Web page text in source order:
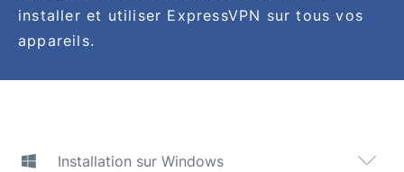
installer et utiliser ExpressVPN sur tous vos
appareils.
Installation sur Windows